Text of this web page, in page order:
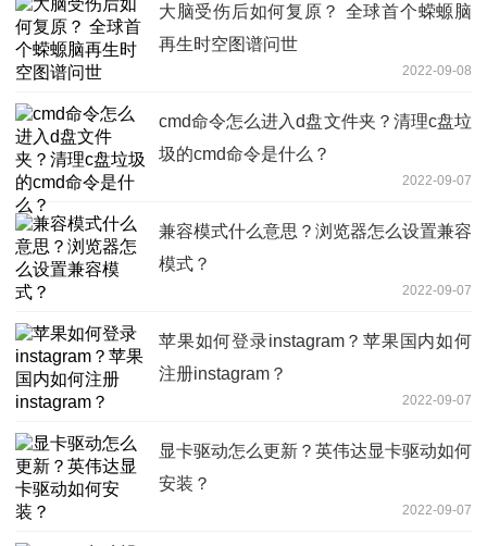
大脑受伤后如何复原？ 全球首个蝾螈脑
再生时空图谱问世
2022-09-08
cmd命令怎么进入d盘文件夹？清理c盘垃
圾的cmd命令是什么？
2022-09-07
兼容模式什么意思？浏览器怎么设置兼容
模式？
2022-09-07
苹果如何登录instagram？苹果国内如何
注册instagram？
2022-09-07
显卡驱动怎么更新？英伟达显卡驱动如何
安装？
2022-09-07